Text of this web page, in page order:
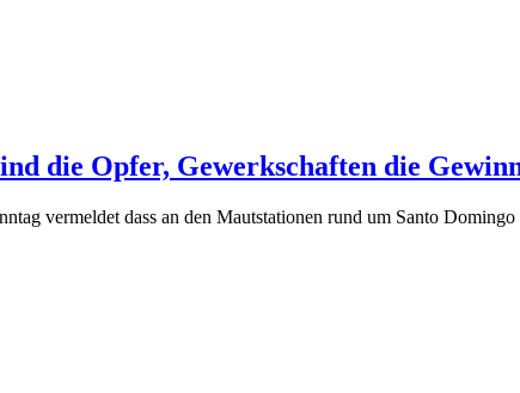
die Opfer, Gewerkschaften die
vermeldet dass an den Mautstationen rund um Santo